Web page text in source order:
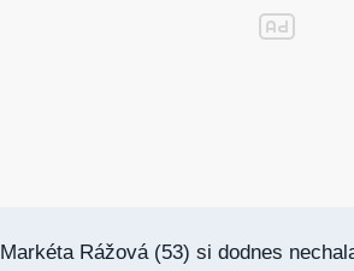
Markéta Rážová (53) si dodnes